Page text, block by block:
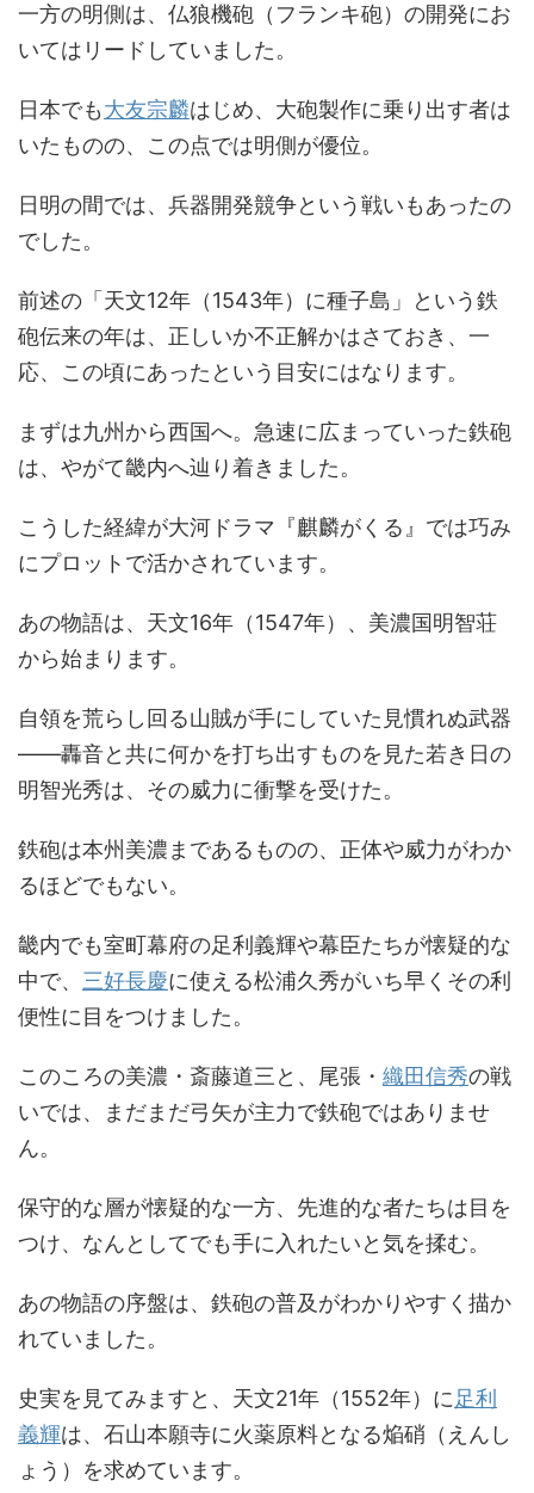
一方の明側は、仏狼機砲（フランキ砲）の開発にお
いてはリードしていました。
日本でも大友宗麟はじめ、大砲製作に乗り出す者は
いたものの、この点では明側が優位。
日明の間では、兵器開発競争という戦いもあったの
でした。
前述の「天文12年（1543年）に種子島」という鉄
砲伝来の年は、正しいか不正解かはさておき、一
応、この頃にあったという目安にはなります。
まずは九州から西国へ。急速に広まっていった鉄砲
は、やがて畿内へ辿り着きました。
こうした経緯が大河ドラマ『麒麟がくる』では巧み
にプロットで活かされています。
あの物語は、天文16年（1547年）、美濃国明智荘
から始まります。
自領を荒らし回る山賊が手にしていた見慣れぬ武器
――轟音と共に何かを打ち出すものを見た若き日の
明智光秀は、その威力に衝撃を受けた。
鉄砲は本州美濃まであるものの、正体や威力がわか
るほどでもない。
畿内でも室町幕府の足利義輝や幕臣たちが懐疑的な
中で、 三好長慶に使える松浦久秀がいち早くその利
便性に目をつけました。
このころの美濃・斎藤道三と、尾張・ 織田信秀の戦
いでは、まだまだ弓矢が主力で鉄砲ではありませ
ん。
保守的な層が懐疑的な一方、先進的な者たちは目を
つけ、なんとしてでも手に入れたいと気を揉む。
あの物語の序盤は、鉄砲の普及がわかりやすく描か
れていました。
史実を見てみますと、天文21年（1552年）に足利
義輝は、石山本願寺に火薬原料となる焔硝（えんし
ょう）を求めています。